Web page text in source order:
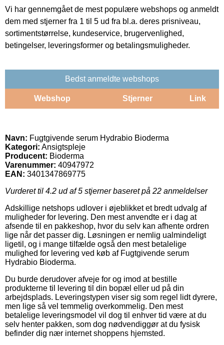
Vi har gennemgået de mest populære webshops og anmeldt
dem med stjerner fra 1 til 5 ud fra bl.a. deres prisniveau,
sortimentstørrelse, kundeservice, brugervenlighed,
betingelser, leveringsformer og betalingsmuligheder.
Bedst anmeldte webshops
Webshop Stjerner Link
Navn: Fugtgivende serum Hydrabio Bioderma
Kategori: Ansigtspleje
Producent: Bioderma
Varenummer: 40947972
EAN: 3401347869775
Vurderet til 4.2 ud af 5 stjerner baseret på 22 anmeldelser
Adskillige netshops udlover i øjeblikket et bredt udvalg af
muligheder for levering. Den mest anvendte er i dag at
afsende til en pakkeshop, hvor du selv kan afhente ordren
lige når det passer dig. Løsningen er nemlig ualmindeligt
ligetil, og i mange tilfælde også den mest betalelige
mulighed for levering ved køb af Fugtgivende serum
Hydrabio Bioderma.
Du burde derudover afveje for og imod at bestille
produkterne til levering til din bopæl eller ud på din
arbejdsplads. Leveringstypen viser sig som regel lidt dyrere,
men lige så vel temmelig overkommelig. Den mest
betalelige leveringsmodel vil dog til enhver tid være at du
selv henter pakken, som dog nødvendiggør at du fysisk
befinder dig nær internet shoppens hjemsted.